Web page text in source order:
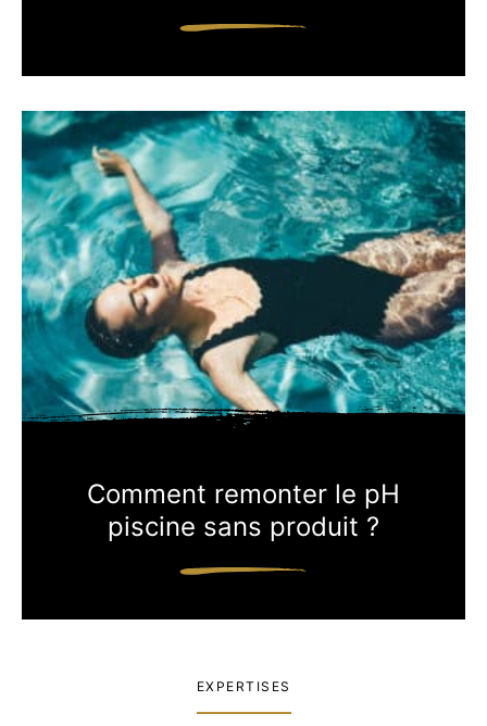
Comment remonter le pH
piscine sans produit ?
EXPERTISES